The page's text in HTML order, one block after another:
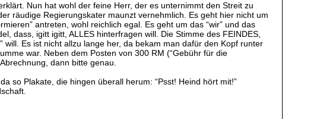
Nun hat wohl der feine Herr, der es unternimmt den Streit zu
räudige Regierungskater maunzt vernehmlich. Es geht hier nicht um
antreten, wohl reichlich egal. Es geht um das “wir” und das
dass, igitt igitt, ALLES hinterfragen will. Die Stimme des FEINDES,
will. Es ist nicht allzu lange her, da bekam man dafür den Kopf runter
war. Neben dem Posten von 300 RM (“Gebühr für die
dann bitte genau.
so Plakate, die hingen überall herum: “Psst! Heind hört mit!”